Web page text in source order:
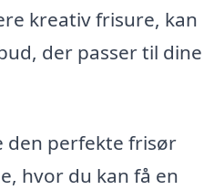
kreativ frisure, kan
der passer til dine
den perfekte frisør
hvor du kan få en